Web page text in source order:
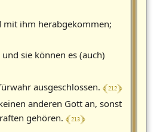
mit ihm herabgekommen;
sie können es (auch)
ausgeschlossen. ﴾ 212 ﴿
anderen Gott an, sonst
gehören. ﴾ 213 ﴿